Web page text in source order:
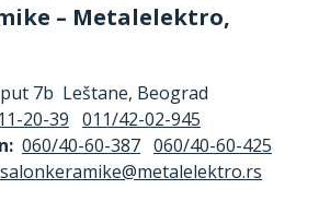
– Metalelektro,
7b Leštane, Beograd
20-39 011/42-02-945
060/40-60-387 060/40-60-425